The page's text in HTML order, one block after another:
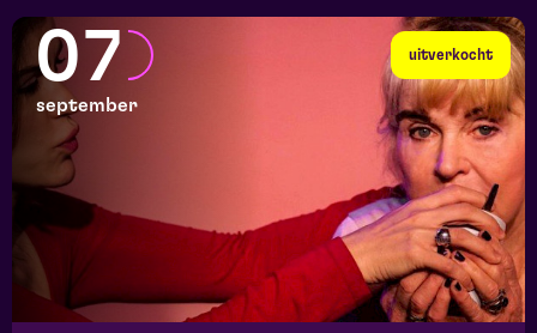
uitverkocht
07
september